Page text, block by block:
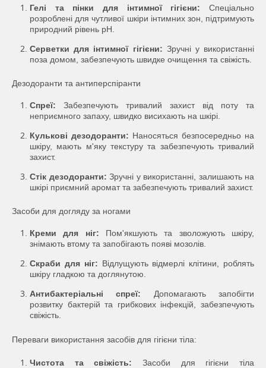
Гелі та пінки для інтимної гігієни: Спеціально
розроблені для чутливої шкіри інтимних зон, підтримують
природний рівень pH.
Серветки для інтимної гігієни: Зручні у використанні
поза домом, забезпечують швидке очищення та свіжість.
Дезодоранти та антиперспіранти
Спреї: Забезпечують тривалий захист від поту та
неприємного запаху, швидко висихають на шкірі.
Кулькові дезодоранти: Наносяться безпосередньо на
шкіру, мають м'яку текстуру та забезпечують тривалий
захист.
Стік дезодоранти: Зручні у використанні, залишають на
шкірі приємний аромат та забезпечують тривалий захист.
Засоби для догляду за ногами
Креми для ніг: Пом'якшують та зволожують шкіру,
знімають втому та запобігають появі мозолів.
Скраби для ніг: Відлущують відмерлі клітини, роблять
шкіру гладкою та доглянутою.
Антибактеріальні спреї: Допомагають запобігти
розвитку бактерій та грибкових інфекцій, забезпечують
свіжість.
Переваги використання засобів для гігієни тіла:
Чистота та свіжість: Засоби для гігієни тіла